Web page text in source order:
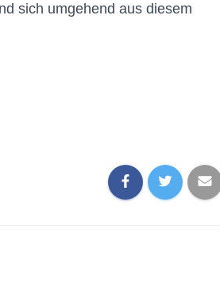
sich umgehend aus diesem